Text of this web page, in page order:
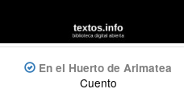
En el Huerto de Arimatea
Cuento